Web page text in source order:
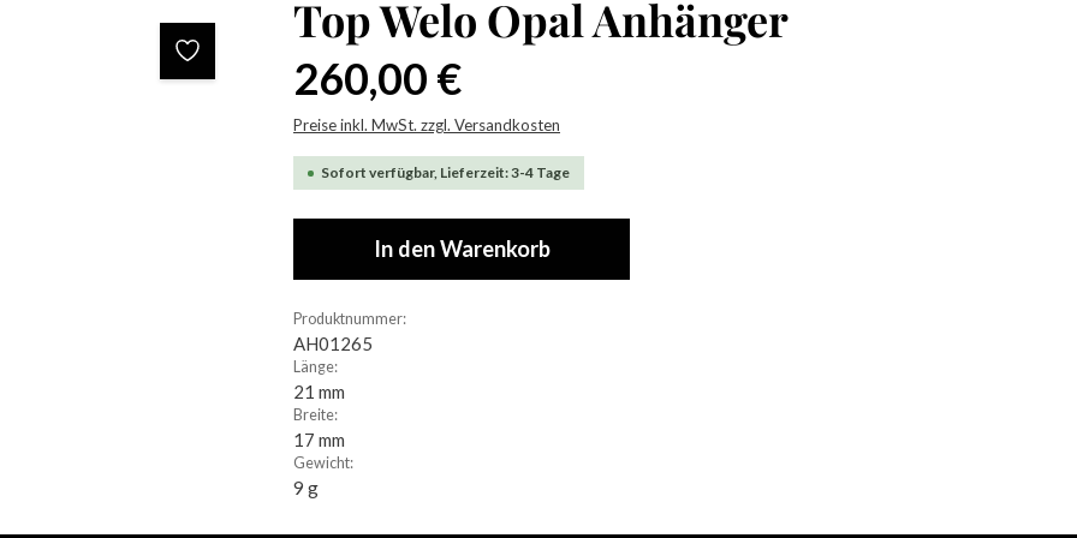
Top Welo Opal Anhänger
260,00 €
Preise inkl. MwSt. zzgl. Versandkosten
Sofort verfügbar, Lieferzeit: 3-4 Tage
In den Warenkorb
Produktnummer:
AH01265
Länge:
21 mm
Breite:
17 mm
Gewicht:
9 g